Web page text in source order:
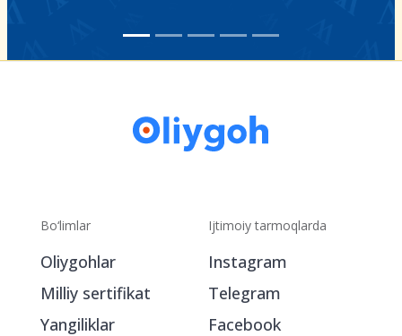
Bo‘limlar
Oliygohlar
Milliy sertifikat
Yangiliklar
Ijtimoiy tarmoqlarda
Instagram
Telegram
Facebook